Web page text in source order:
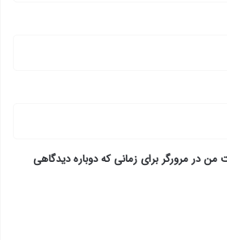
من در مرورگر برای زمانی که دوباره دیدگاهی